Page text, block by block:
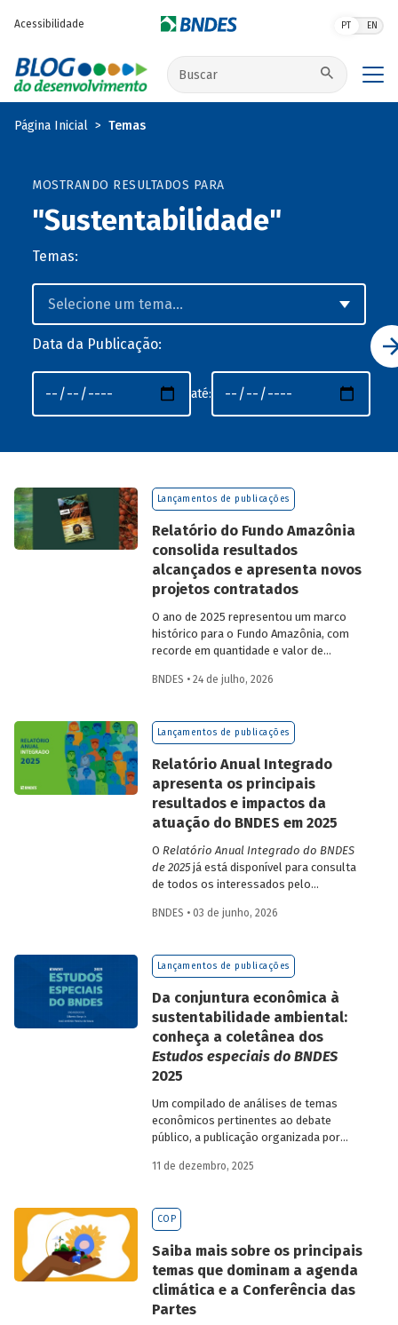
Acessibilidade PT EN
Buscar no site
Página Inicial Temas
MOSTRANDO RESULTADOS PARA
"Sustentabilidade"
Temas:
Data da Publicação:
até:
Lançamentos de publicações
Relatório do Fundo Amazônia
consolida resultados
alcançados e apresenta novos
projetos contratados
O ano de 2025 representou um marco
histórico para o Fundo Amazônia, com
recorde em quantidade e valor de
desembolsos: foram 22 operações
bilhões, além de R$ 387 milhões
desembolsados. Ainda no período, foram
BNDES • 24 de julho, 2026
Lançamentos de publicações
Relatório Anual Integrado
apresenta os principais
resultados e impactos da
atuação do BNDES em 2025
O Relatório Anual Integrado do BNDES
de 2025já está disponível para consulta
de todos os interessados pelo
sua prestação de contas. O documento
principais resultados, os impactos de sua
atuação no ano, e mostra como o BNDES
consistente e sólida, mesmo diante de
cenários desafiadores.
BNDES • 03 de junho, 2026
Lançamentos de publicações
Da conjuntura econômica à
sustentabilidade ambiental:
conheça a coletânea dos
Estudos especiais do BNDES
2025
Um compilado de análises de temas
econômicos pertinentes ao debate
público, a publicação organizada por
Souza, economistas do BNDES, reúne 25
BNDES
11 de dezembro, 2025
COP
Saiba mais sobre os principais
temas que dominam a agenda
climática e a Conferência das
Partes